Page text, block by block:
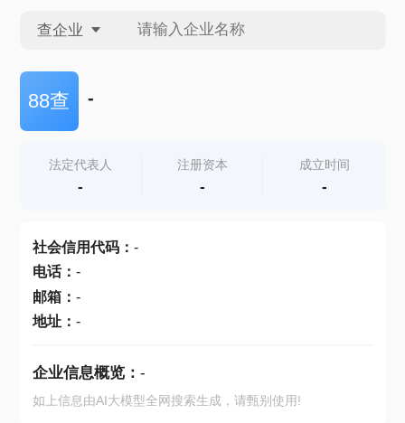
查企业
查企业
查产地
88查 -
法定代表人
-
注册资本
-
成立时间
-
社会信用代码： -
电话： -
邮箱： -
地址： -
企业信息概览： -
如上信息由AI大模型全网搜索生成，请甄别使用!